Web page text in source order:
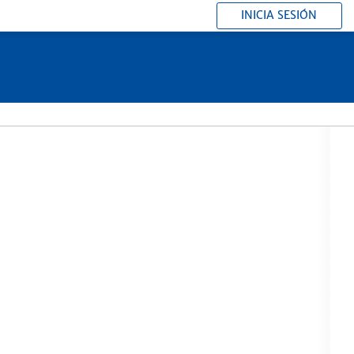
INICIA SESIÓN